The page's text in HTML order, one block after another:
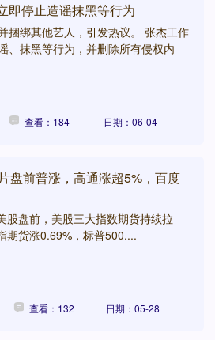
即停止造谣抹黑等行为
捆绑其他艺人，引发热议。 张杰工作
、抹黑等行为，并删除所有侵权内
查看：184 日期：06-04
盘前普涨，高通涨超5%，百度
盘前，美股三大指数期货持续拉
期货涨0.69%，标普500....
查看：132 日期：05-28